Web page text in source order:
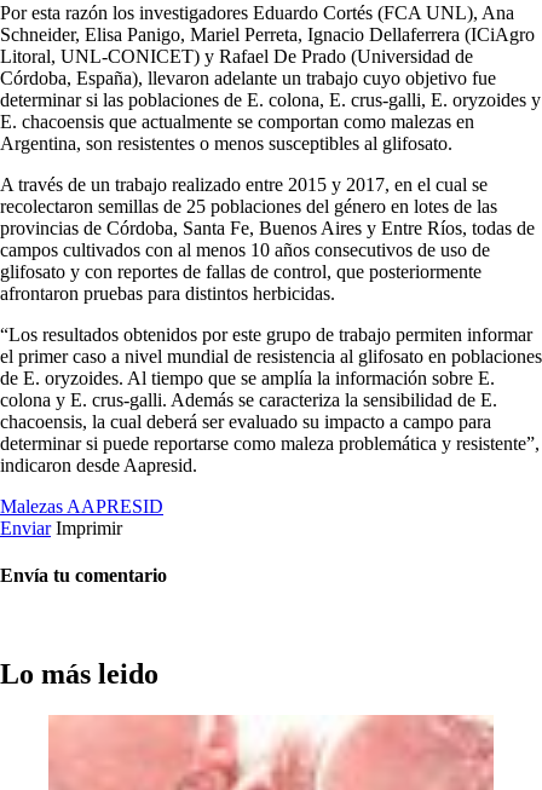
Por esta razón los investigadores Eduardo Cortés (FCA UNL), Ana
Schneider, Elisa Panigo, Mariel Perreta, Ignacio Dellaferrera (ICiAgro
Litoral, UNL-CONICET) y Rafael De Prado (Universidad de
Córdoba, España), llevaron adelante un trabajo cuyo objetivo fue
determinar si las poblaciones de E. colona, E. crus-galli, E. oryzoides y
E. chacoensis que actualmente se comportan como malezas en
Argentina, son resistentes o menos susceptibles al glifosato.
A través de un trabajo realizado entre 2015 y 2017, en el cual se
recolectaron semillas de 25 poblaciones del género en lotes de las
provincias de Córdoba, Santa Fe, Buenos Aires y Entre Ríos, todas de
campos cultivados con al menos 10 años consecutivos de uso de
glifosato y con reportes de fallas de control, que posteriormente
afrontaron pruebas para distintos herbicidas.
“Los resultados obtenidos por este grupo de trabajo permiten informar
el primer caso a nivel mundial de resistencia al glifosato en poblaciones
de E. oryzoides. Al tiempo que se amplía la información sobre E.
colona y E. crus-galli. Además se caracteriza la sensibilidad de E.
chacoensis, la cual deberá ser evaluado su impacto a campo para
determinar si puede reportarse como maleza problemática y resistente”,
indicaron desde Aapresid.
Malezas AAPRESID
Enviar Imprimir
Envía tu comentario
Lo más leido